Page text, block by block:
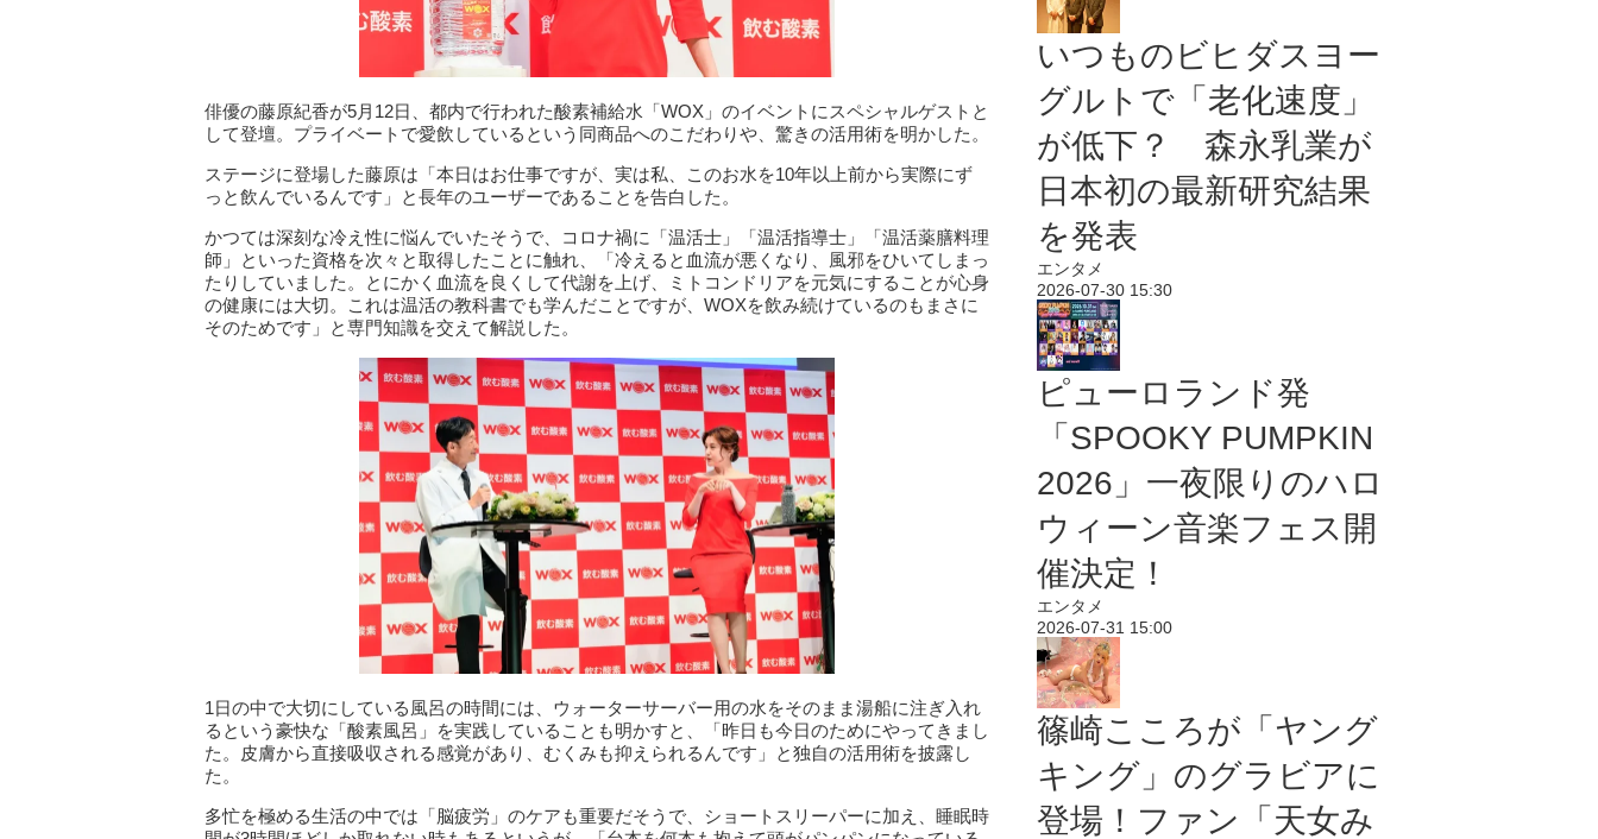
俳優の藤原紀香が5月12日、都内で行われた酸素補給水「WOX」のイベントにスペシャルゲストと
して登壇。プライベートで愛飲しているという同商品へのこだわりや、驚きの活用術を明かした。
ステージに登場した藤原は「本日はお仕事ですが、実は私、このお水を10年以上前から実際にず
っと飲んでいるんです」と長年のユーザーであることを告白した。
かつては深刻な冷え性に悩んでいたそうで、コロナ禍に「温活士」「温活指導士」「温活薬膳料理
師」といった資格を次々と取得したことに触れ、「冷えると血流が悪くなり、風邪をひいてしまっ
たりしていました。とにかく血流を良くして代謝を上げ、ミトコンドリアを元気にすることが心身
の健康には大切。これは温活の教科書でも学んだことですが、WOXを飲み続けているのもまさに
そのためです」と専門知識を交えて解説した。
1日の中で大切にしている風呂の時間には、ウォーターサーバー用の水をそのまま湯船に注ぎ入れ
るという豪快な「酸素風呂」を実践していることも明かすと、「昨日も今日のためにやってきまし
た。皮膚から直接吸収される感覚があり、むくみも抑えられるんです」と独自の活用術を披露し
た。
多忙を極める生活の中では「脳疲労」のケアも重要だそうで、ショートスリーパーに加え、睡眠時
いつものビヒダスヨー
グルトで「老化速度」
が低下？ 森永乳業が
日本初の最新研究結果
を発表
エンタメ
2026-07-30 15:30
ピューロランド発
「SPOOKY PUMPKIN
2026」一夜限りのハロ
ウィーン音楽フェス開
催決定！
エンタメ
2026-07-31 15:00
篠崎こころが「ヤング
キング」のグラビアに
登場！ファン「天女み